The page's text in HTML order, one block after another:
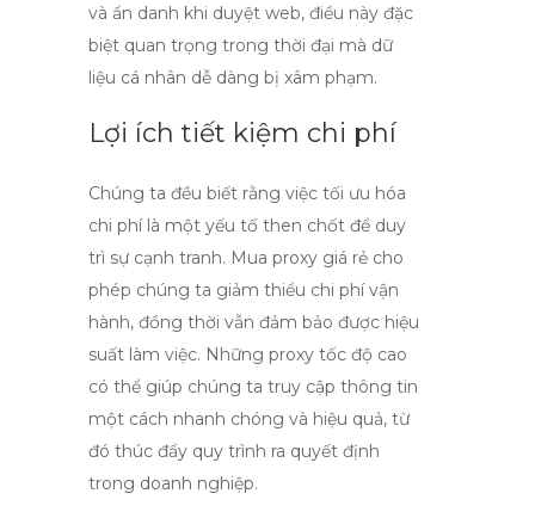
và ẩn danh khi duyệt web, điều này đặc
biệt quan trọng trong thời đại mà dữ
liệu cá nhân dễ dàng bị xâm phạm.
Lợi ích tiết kiệm chi phí
Chúng ta đều biết rằng việc tối ưu hóa
chi phí là một yếu tố then chốt để duy
trì sự cạnh tranh. Mua proxy giá rẻ cho
phép chúng ta giảm thiểu chi phí vận
hành, đồng thời vẫn đảm bảo được hiệu
suất làm việc. Những proxy tốc độ cao
có thể giúp chúng ta truy cập thông tin
một cách nhanh chóng và hiệu quả, từ
đó thúc đẩy quy trình ra quyết định
trong doanh nghiệp.